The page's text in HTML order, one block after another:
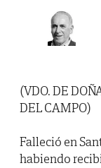
(VDO. DE
DEL CAMPO)
Falleció en
habiendo